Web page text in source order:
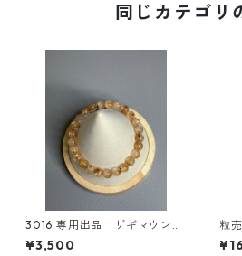
同じカテゴリ
3016 専用出品 ザギマウンテ
ンクォーツ（オレンジ）7mm
¥3,500
粒
他